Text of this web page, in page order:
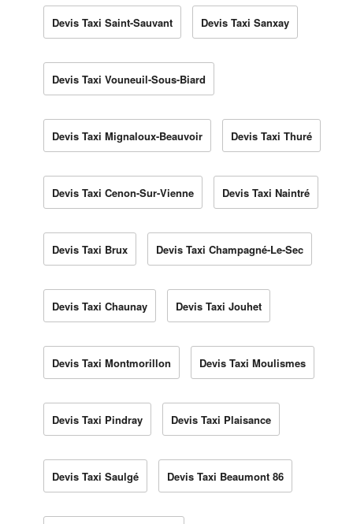
Devis Taxi Saint-Sauvant Devis Taxi Sanxay
Devis Taxi Vouneuil-Sous-Biard
Devis Taxi Mignaloux-Beauvoir Devis Taxi Thuré
Devis Taxi Cenon-Sur-Vienne Devis Taxi Naintré
Devis Taxi Brux Devis Taxi Champagné-Le-Sec
Devis Taxi Chaunay Devis Taxi Jouhet
Devis Taxi Montmorillon Devis Taxi Moulismes
Devis Taxi Pindray Devis Taxi Plaisance
Devis Taxi Saulgé Devis Taxi Beaumont 86